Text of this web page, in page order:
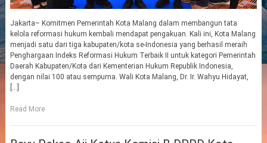
Jakarta– Komitmen Pemerintah Kota Malang dalam membangun tata
kelola reformasi hukum kembali mendapat pengakuan. Kali ini, Kota Malang
menjadi satu dari tiga kabupaten/kota se-Indonesia yang berhasil meraih
Penghargaan Indeks Reformasi Hukum Terbaik II untuk kategori Pemerintah
Daerah Kabupaten/Kota dari Kementerian Hukum Republik Indonesia,
dengan nilai 100 atau sempurna. Wali Kota Malang, Dr. Ir. Wahyu Hidayat,
Read More